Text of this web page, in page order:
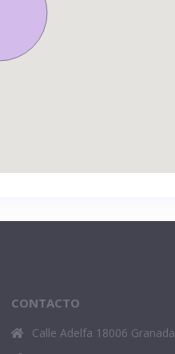
CONTACTO
Calle Adelfa 18006 Granada